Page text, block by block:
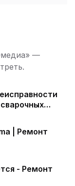
—
| Ремонт
- Ремонт